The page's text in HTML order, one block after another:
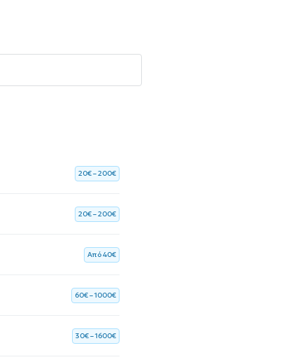
20€ – 200€
20€ – 200€
Aπό 40€
60€ – 1000€
30€ – 1600€